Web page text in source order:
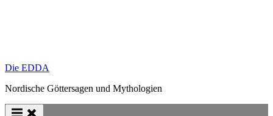
Die EDDA
Nordische Göttersagen und Mythologien